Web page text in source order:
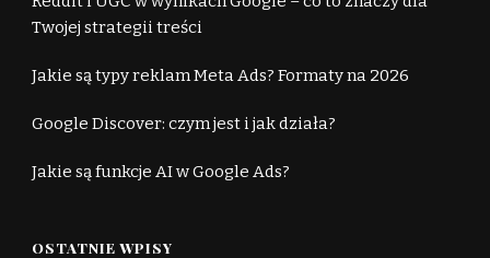
Twojej strategii treści
Jakie są typy reklam Meta Ads? Formaty na 2026
Google Discover: czym jest i jak działa?
Jakie są funkcje AI w Google Ads?
OSTATNIE WPISY